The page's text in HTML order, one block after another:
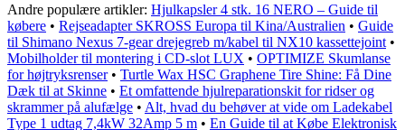
Andre populære artikler: Hjulkapsler 4 stk. 16 NERO – Guide til
købere • Rejseadapter SKROSS Europa til Kina/Australien • Guide
til Shimano Nexus 7-gear drejegreb m/kabel til NX10 kassettejoint •
Mobilholder til montering i CD-slot LUX • OPTIMIZE Skumlanse
for højtryksrenser• Turtle Wax HSC Graphene Tire Shine: Få Dine
Dæk til at Skinne • Et omfattende hjulreparationskit for ridser og
skrammer på alufælge • Alt, hvad du behøver at vide om Ladekabel
Type 1 udtag 7,4kW 32Amp 5 m • En Guide til at Købe Elektronisk